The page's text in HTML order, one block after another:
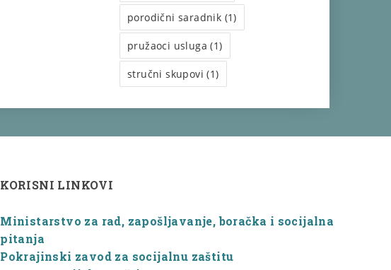
porodični saradnik (1)
pružaoci usluga (1)
stručni skupovi (1)
KORISNI LINKOVI
Ministarstvo za rad, zapošljavanje, boračka i socijalna
pitanja
Pokrajinski zavod za socijalnu zaštitu